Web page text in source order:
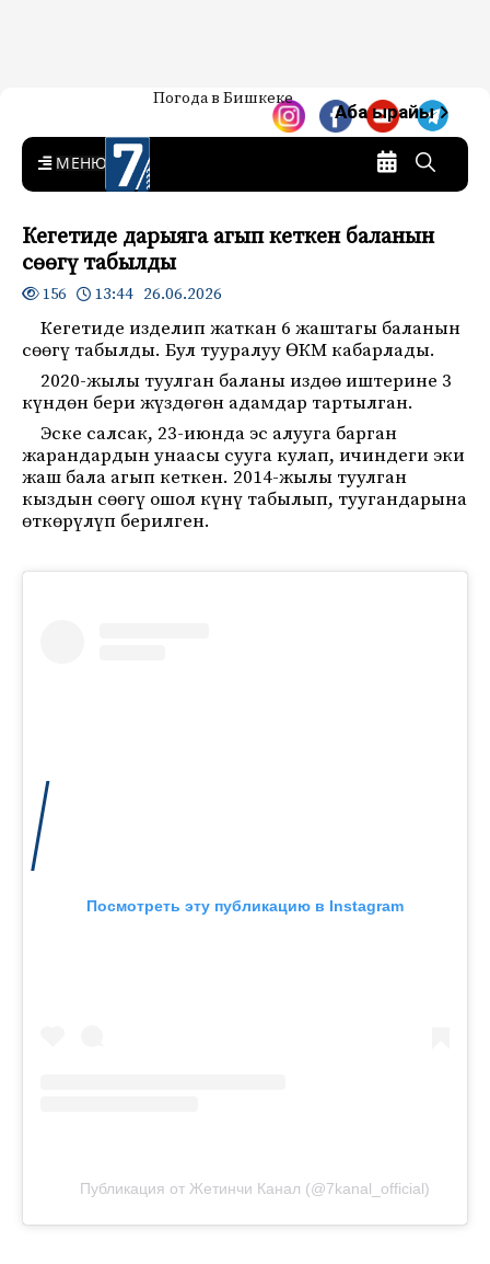
7-канал. Жаңылыктар —
Кыргызстан
Жаңылыктар — Кыргызстан
Погода в Бишкеке
Аба ырайы
MENU
Кегетиде дарыяга агып кеткен баланын
сөөгү табылды
156 13:44 26.06.2026
Кегетиде изделип жаткан 6 жаштагы баланын
сөөгү табылды. Бул тууралуу ӨКМ кабарлады.
2020-жылы туулган баланы издөө иштерине 3
күндөн бери жүздөгөн адамдар тартылган.
Эске салсак, 23-июнда эс алууга барган
жарандардын унаасы сууга кулап, ичиндеги эки
жаш бала агып кеткен. 2014-жылы туулган
кыздын сөөгү ошол күнү табылып, туугандарына
өткөрүлүп берилген.
Посмотреть эту публикацию в Instagram
Публикация от Жетинчи Канал (@7kanal_official)